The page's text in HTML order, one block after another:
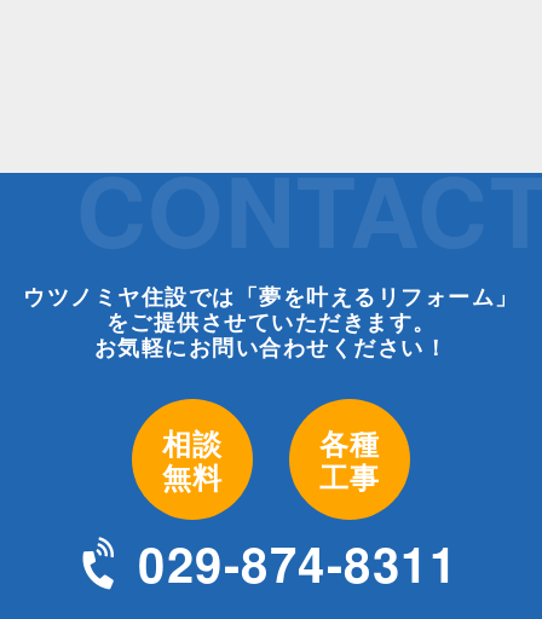
ウツノミヤ住設では「夢を叶えるリフォーム」
をご提供させていただきます。
お気軽にお問い合わせください！
相談
無料
各種
工事
029-874-8311